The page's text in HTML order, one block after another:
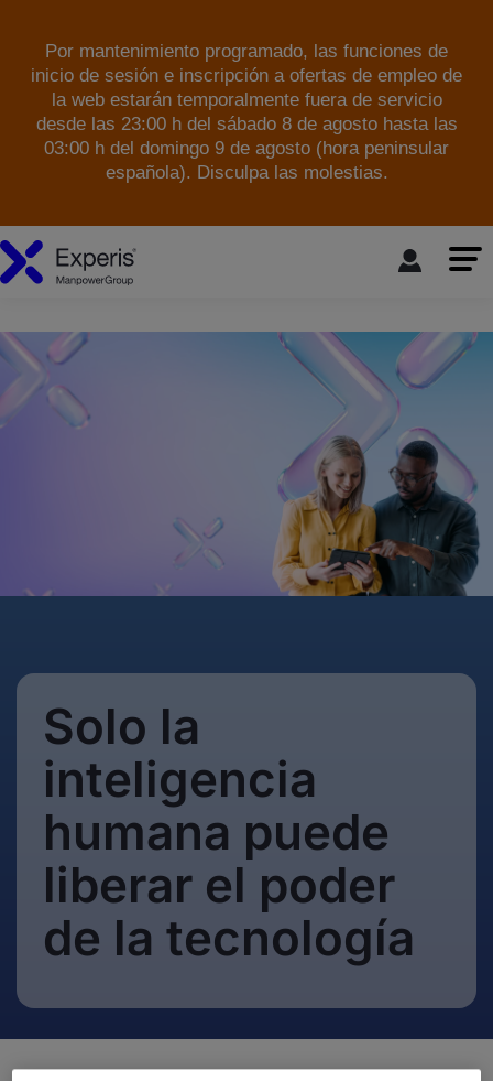
Por mantenimiento programado, las funciones de
inicio de sesión e inscripción a ofertas de empleo de
la web estarán temporalmente fuera de servicio
desde las 23:00 h del sábado 8 de agosto hasta las
03:00 h del domingo 9 de agosto (hora peninsular
española). Disculpa las molestias.
Solo la
inteligencia
humana puede
liberar el poder
de la tecnología